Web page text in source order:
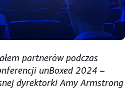
partnerów podczas
unBoxed 2024 –
dyrektorki Amy Armstrong